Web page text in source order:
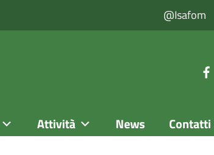
@isafom
Attività News Contatti